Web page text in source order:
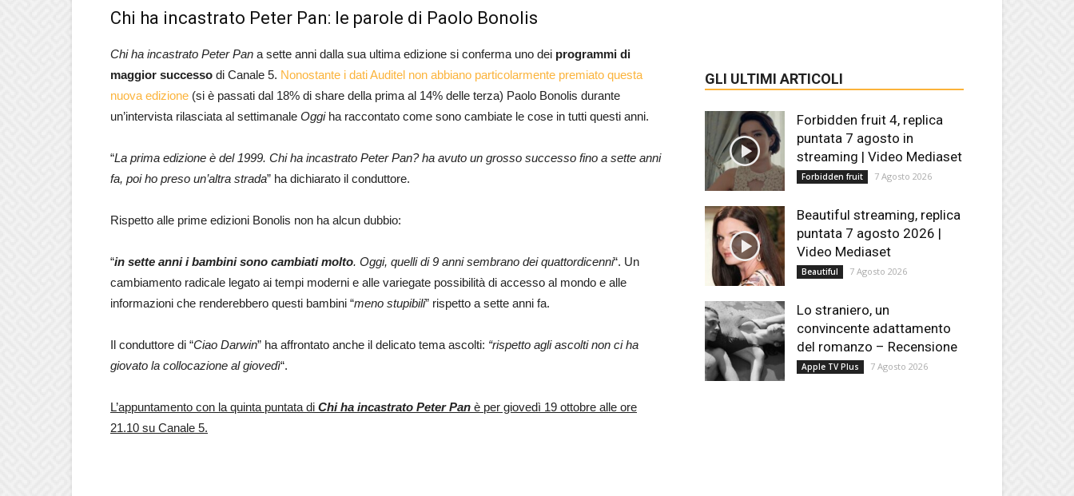
Chi ha incastrato Peter Pan: le parole di Paolo Bonolis
Chi ha incastrato Peter Pan a sette anni dalla sua ultima edizione si conferma uno dei programmi di
maggior successo di Canale 5. Nonostante i dati Auditel non abbiano particolarmente premiato questa
nuova edizione (si è passati dal 18% di share della prima al 14% delle terza) Paolo Bonolis durante
un’intervista rilasciata al settimanale Oggiha raccontato come sono cambiate le cose in tutti questi anni.
“La prima edizione è del 1999. Chi ha incastrato Peter Pan? ha avuto un grosso successo fino a sette anni
fa, poi ho preso un’altra strada” ha dichiarato il conduttore.
Rispetto alle prime edizioni Bonolis non ha alcun dubbio:
“in sette anni i bambini sono cambiati molto. Oggi, quelli di 9 anni sembrano dei quattordicenni“. Un
cambiamento radicale legato ai tempi moderni e alle variegate possibilità di accesso al mondo e alle
informazioni che renderebbero questi bambini “meno stupibili” rispetto a sette anni fa.
Il conduttore di “Ciao Darwin” ha affrontato anche il delicato tema ascolti: “rispetto agli ascolti non ci ha
giovato la collocazione al giovedì“.
L’appuntamento con la quinta puntata di Chi ha incastrato Peter Pan è per giovedì 19 ottobre alle ore
21.10 su Canale 5.
GLI ULTIMI ARTICOLI
Forbidden fruit 4, replica
puntata 7 agosto in
streaming | Video Mediaset
Forbidden fruit 7 Agosto 2026
Beautiful streaming, replica
puntata 7 agosto 2026 |
Video Mediaset
Beautiful 7 Agosto 2026
Lo straniero, un
convincente adattamento
del romanzo – Recensione
Apple TV Plus 7 Agosto 2026